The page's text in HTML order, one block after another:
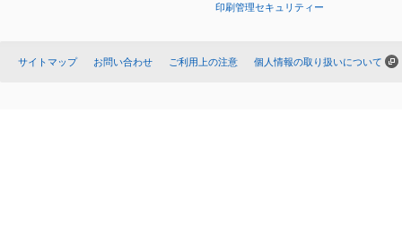
印刷管理セキュリティー
サイトマップ お問い合わせ ご利用上の注意 個人情報の取り扱いについて